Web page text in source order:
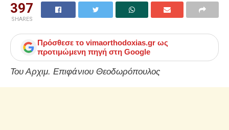
397
SHARES
Πρόσθεσε το vimaorthodoxias.gr ως
προτιμώμενη πηγή στη Google
Του Αρχιμ. Επιφάνιου Θεοδωρόπουλος